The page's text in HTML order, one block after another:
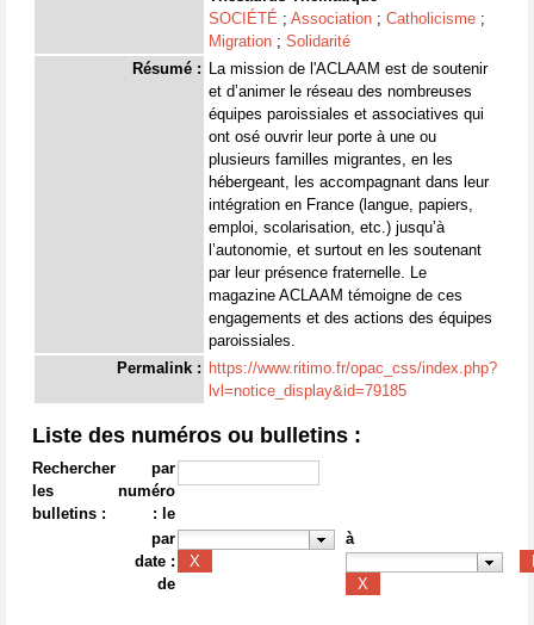
SOCIÉTÉ ; Association ; Catholicisme ;
Migration ; Solidarité
Résumé : La mission de l'ACLAAM est de soutenir
et d’animer le réseau des nombreuses
équipes paroissiales et associatives qui
ont osé ouvrir leur porte à une ou
plusieurs familles migrantes, en les
hébergeant, les accompagnant dans leur
intégration en France (langue, papiers,
emploi, scolarisation, etc.) jusqu’à
l’autonomie, et surtout en les soutenant
par leur présence fraternelle. Le
magazine ACLAAM témoigne de ces
engagements et des actions des équipes
paroissiales.
Permalink : https://www.ritimo.fr/opac_css/index.php?
lvl=notice_display&id=79185
Liste des numéros ou bulletins :
Rechercher
les
bulletins :
par
numéro
: le
par
date :
de
à